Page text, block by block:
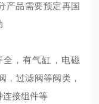
产品需要预定再国
，有气缸，电磁
，过滤阀等阀类，
连接组件等